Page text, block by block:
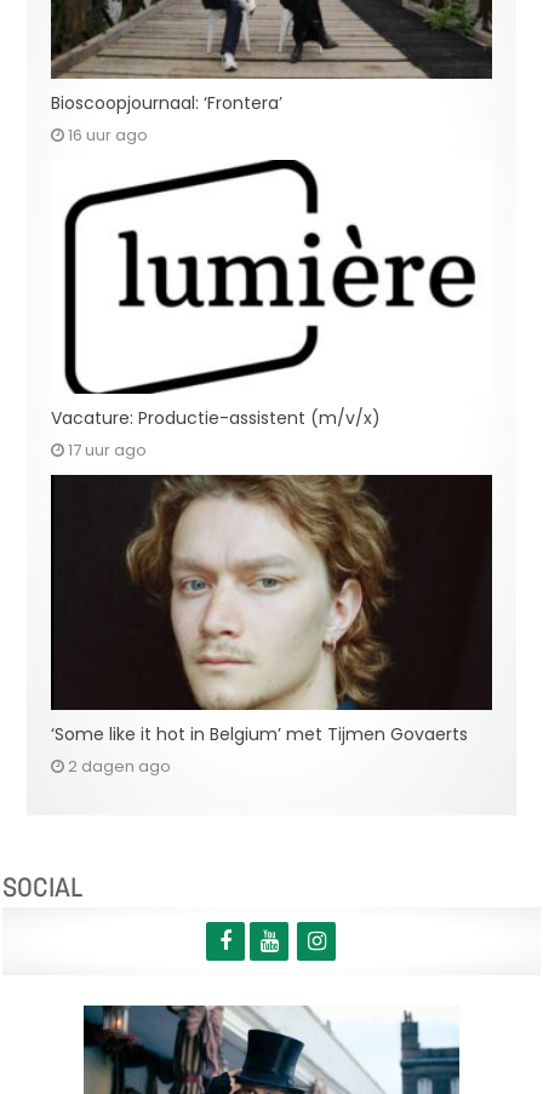
Bioscoopjournaal: ‘Frontera’
16 uur ago
Vacature: Productie-assistent (m/v/x)
17 uur ago
‘Some like it hot in Belgium’ met Tijmen Govaerts
2 dagen ago
SOCIAL